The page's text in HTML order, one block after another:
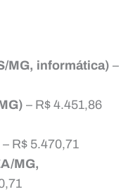
MG, informática) –
– R$ 4.451,86
– R$ 5.470,71
MG,